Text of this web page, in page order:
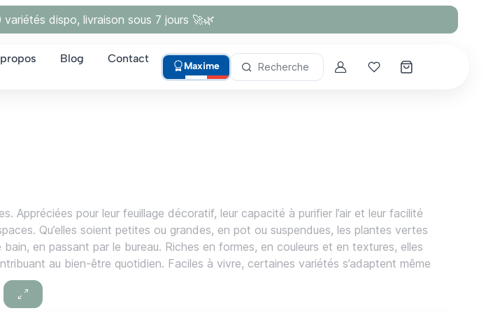
dispo, livraison sous 7 jours 🚀🌿
Blog Contact
Maxime Recherche AccountMes coups de cœur
Appréciées pour leur feuillage décoratif, leur capacité à purifier l’air et leur facilité
Qu’elles soient petites ou grandes, en pot ou suspendues, les plantes vertes
en passant par le bureau. Riches en formes, en couleurs et en textures, elles
au bien-être quotidien. Faciles à vivre, certaines variétés s’adaptent même
débutants.